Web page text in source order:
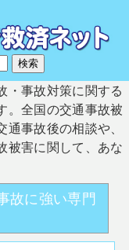
・事故対策に関する
。全国の交通事故被
事故後の相談や、
被害に関して、あな
故に強い専門